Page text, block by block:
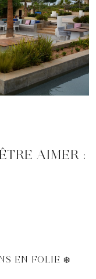
AIMER :
EN FOLIE ❄️